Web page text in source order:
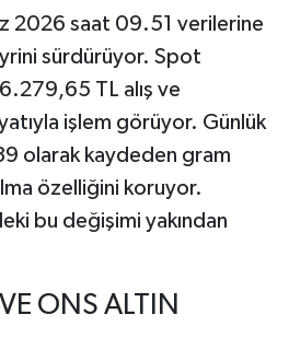
2026 saat 09.51 verilerine
sürdürüyor. Spot
TL alış ve
işlem görüyor. Günlük
olarak kaydeden gram
özelliğini koruyor.
bu değişimi yakından
ONS ALTIN